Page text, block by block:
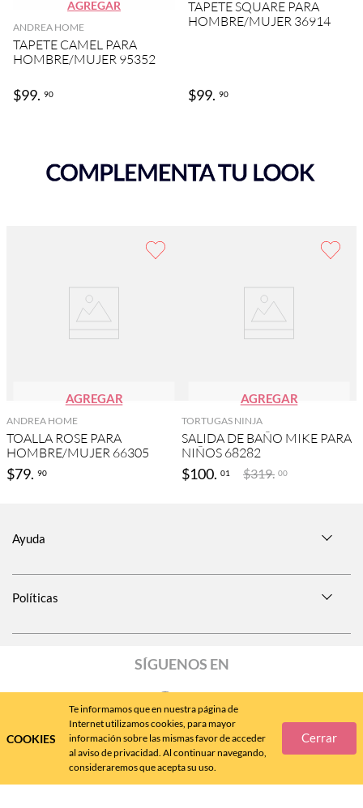
COOKIES
Te informamos que en nuestra página de
Internet utilizamos cookies, para mayor
información sobre las mismas favor de acceder
al aviso de privacidad. Al continuar navegando,
consideraremos que acepta su uso.
Cerrar
AGREGAR
ANDREA HOME
TAPETE CAMEL PARA
HOMBRE/MUJER 95352
$99. 90
TAPETE SQUARE PARA
HOMBRE/MUJER 36914
$99. 90
AGREGAR
ANDREA HOME
TOALLA ROSE PARA
HOMBRE/MUJER 66305
$79. 90
AGREGAR
TORTUGAS NINJA
SALIDA DE BAÑO MIKE PARA
NIÑOS 68282
$100. 01 $319. 00
Ayuda
Políticas
SÍGUENOS EN
CallCenter477 788 4600